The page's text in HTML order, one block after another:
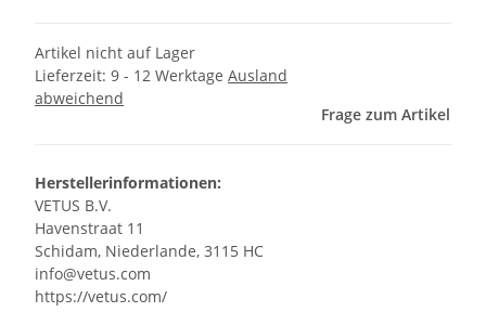
Artikel nicht auf Lager
Lieferzeit: 9 - 12 Werktage Ausland
abweichend
Frage zum Artikel
Herstellerinformationen:
VETUS B.V.
Havenstraat 11
Schidam, Niederlande, 3115 HC
info@vetus.com
https://vetus.com/